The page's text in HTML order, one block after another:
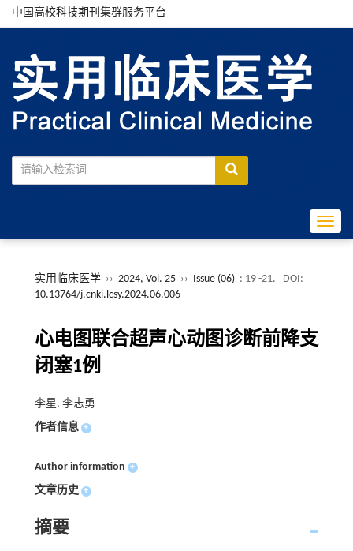
中国高校科技期刊集群服务平台
实用临床医学 ›› 2024, Vol. 25 ›› Issue (06) : 19 -21.
DOI:
10.13764/j.cnki.lcsy.2024.06.006
心电图联合超声心动图诊断前降支
闭塞1例
李星, 李志勇
作者信息 +
Author information +
文章历史 +
摘要